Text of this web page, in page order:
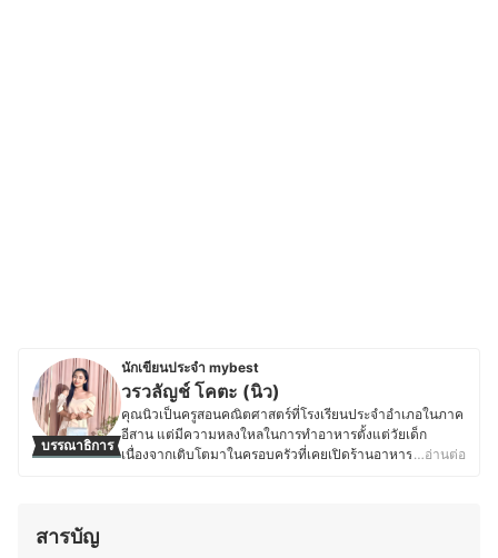
บรรณาธิการ
นักเขียนประจำ mybest
วรวลัญช์ โคตะ (นิว)
คุณนิวเป็นครูสอนคณิตศาสตร์ที่โรงเรียนประจำอำเภอในภาค
อีสาน แต่มีความหลงใหลในการทำอาหารตั้งแต่วัยเด็ก
เนื่องจากเติบโตมาในครอบครัวที่เคยเปิดร้านอาหาร ทำให้มี
…อ่านต่อ
สารบัญ